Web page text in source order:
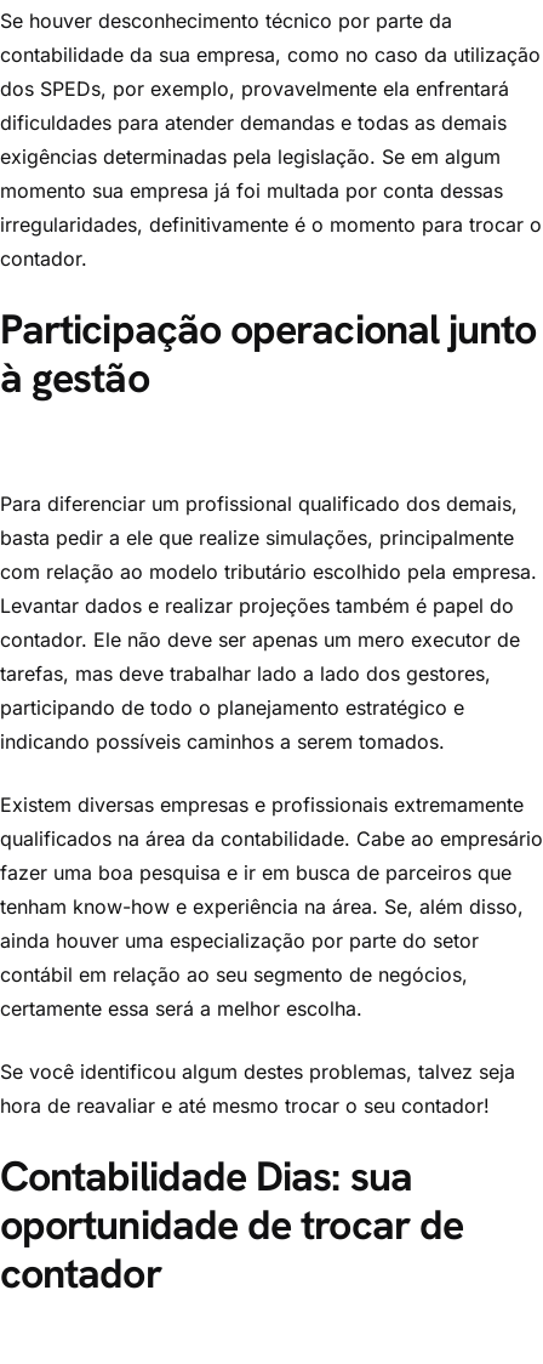
Se houver desconhecimento técnico por parte da
contabilidade da sua empresa, como no caso da utilização
dos SPEDs, por exemplo, provavelmente ela enfrentará
dificuldades para atender demandas e todas as demais
exigências determinadas pela legislação. Se em algum
momento sua empresa já foi multada por conta dessas
irregularidades, definitivamente é o momento para trocar o
contador.
Participação operacional junto
à gestão
Para diferenciar um profissional qualificado dos demais,
basta pedir a ele que realize simulações, principalmente
com relação ao modelo tributário escolhido pela empresa.
Levantar dados e realizar projeções também é papel do
contador. Ele não deve ser apenas um mero executor de
tarefas, mas deve trabalhar lado a lado dos gestores,
participando de todo o planejamento estratégico e
indicando possíveis caminhos a serem tomados.
Existem diversas empresas e profissionais extremamente
qualificados na área da contabilidade. Cabe ao empresário
fazer uma boa pesquisa e ir em busca de parceiros que
tenham know-how e experiência na área. Se, além disso,
ainda houver uma especialização por parte do setor
contábil em relação ao seu segmento de negócios,
certamente essa será a melhor escolha.
Se você identificou algum destes problemas, talvez seja
hora de reavaliar e até mesmo trocar o seu contador!
Contabilidade Dias: sua
oportunidade de trocar de
contador